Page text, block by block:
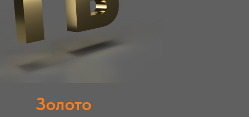
Золото